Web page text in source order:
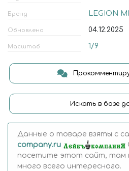
Бренд LEGION
Обновлено 04.12.2025
Масштаб 1/9
Искать в базе
Данные о товаре взяты с
company.ru
посетите этот сайт, там
много всего интересного.